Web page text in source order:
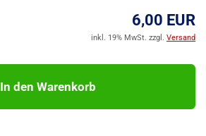
6,00 EUR
inkl. 19% MwSt. zzgl. Versand
In den Warenkorb